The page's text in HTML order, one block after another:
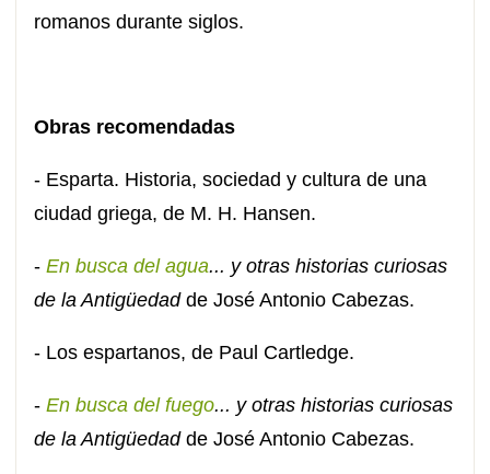
romanos durante siglos.
Obras recomendadas
- Esparta. Historia, sociedad y cultura de una
ciudad griega, de M. H. Hansen.
- En busca del agua... y otras historias curiosas
de la Antigüedad de José Antonio Cabezas.
- Los espartanos, de Paul Cartledge.
- En busca del fuego... y otras historias curiosas
de la Antigüedad de José Antonio Cabezas.